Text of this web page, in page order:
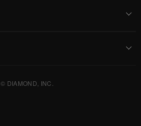
© DIAMOND, INC.